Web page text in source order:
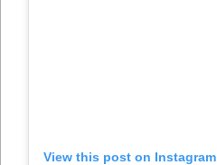
View this post on Instagram